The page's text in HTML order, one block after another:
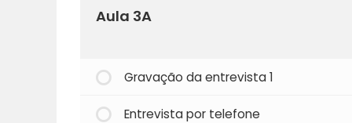
Aula 3A
Gravação da entrevista 1
Entrevista por telefone